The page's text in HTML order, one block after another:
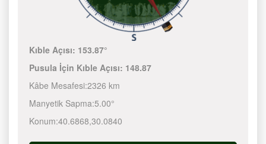
Kıble Açısı: 153.87°
Pusula İçin Kıble Açısı: 148.87
Kâbe Mesafesi:2326 km
Manyetik Sapma:5.00°
Konum:40.6868,30.0840